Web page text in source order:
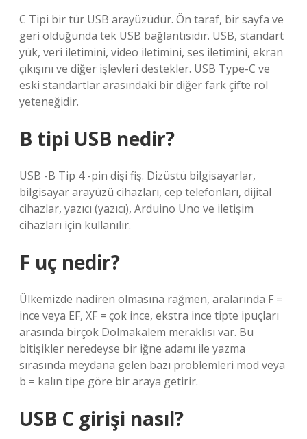
C Tipi bir tür USB arayüzüdür. Ön taraf, bir sayfa ve
geri olduğunda tek USB bağlantısıdır. USB, standart
yük, veri iletimini, video iletimini, ses iletimini, ekran
çıkışını ve diğer işlevleri destekler. USB Type-C ve
eski standartlar arasındaki bir diğer fark çifte rol
yeteneğidir.
B tipi USB nedir?
USB -B Tip 4 -pin dişi fiş. Dizüstü bilgisayarlar,
bilgisayar arayüzü cihazları, cep telefonları, dijital
cihazlar, yazıcı (yazıcı), Arduino Uno ve iletişim
cihazları için kullanılır.
F uç nedir?
Ülkemizde nadiren olmasına rağmen, aralarında F =
ince veya EF, XF = çok ince, ekstra ince tipte ipuçları
arasında birçok Dolmakalem meraklısı var. Bu
bitişikler neredeyse bir iğne adamı ile yazma
sırasında meydana gelen bazı problemleri mod veya
b = kalın tipe göre bir araya getirir.
USB C girişi nasıl?